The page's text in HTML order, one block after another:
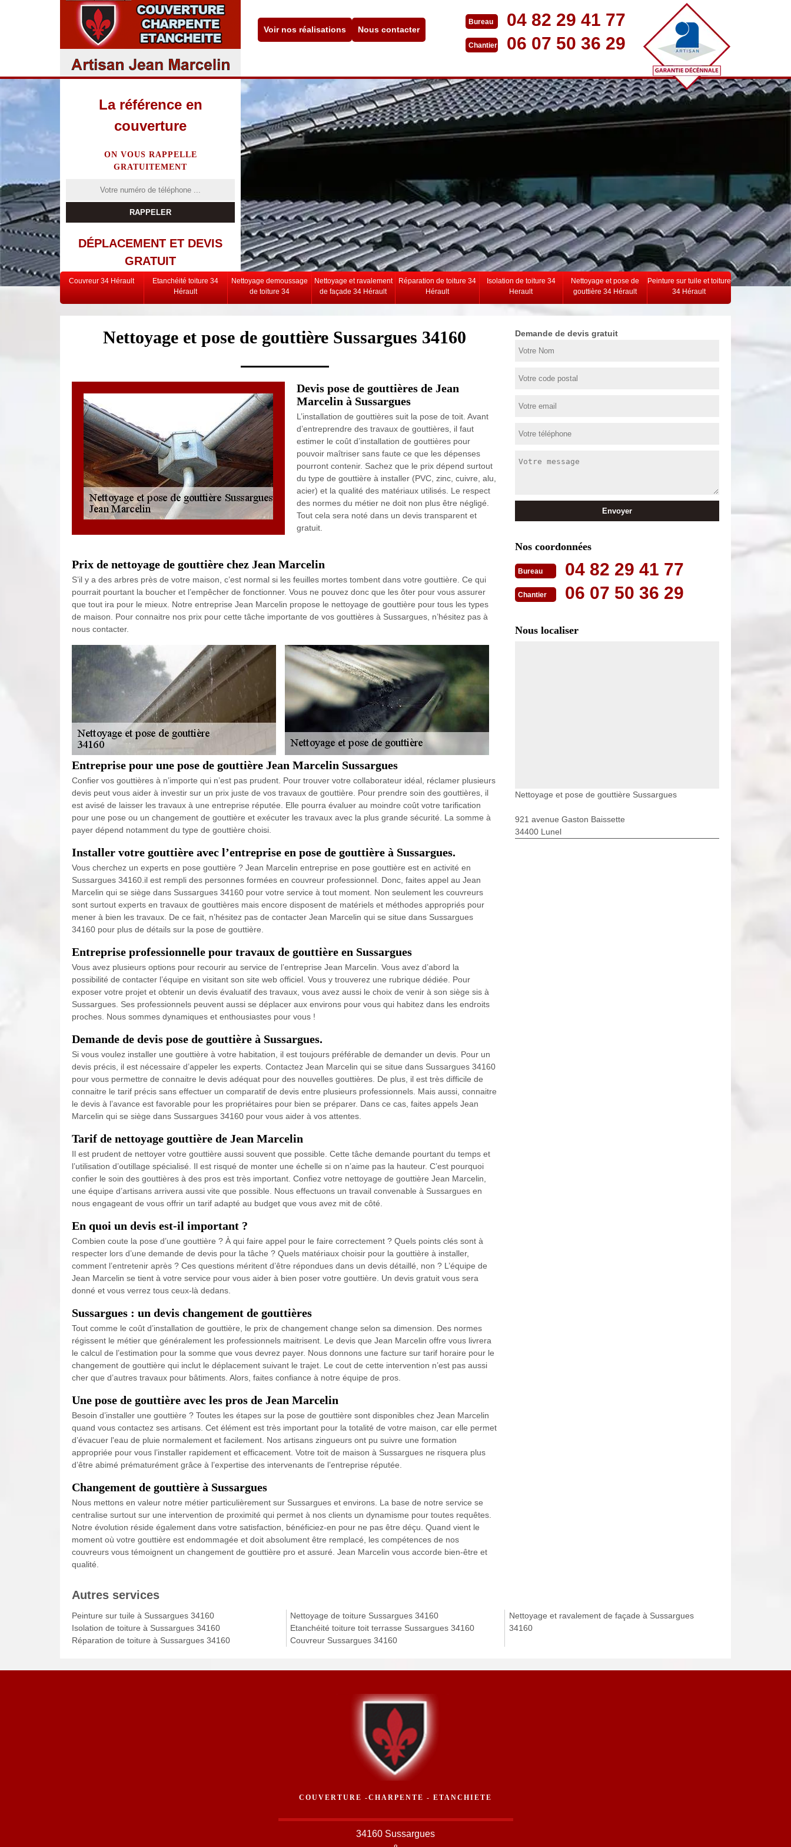
Voir nos réalisations Nous contacter
Bureau 04 82 29 41 77
Chantier 06 07 50 36 29
La référence en
couverture
ON VOUS RAPPELLE
GRATUITEMENT
DÉPLACEMENT ET DEVIS
GRATUIT
Couvreur 34 Hérault
Etanchéité toiture 34
Hérault
Nettoyage demoussage
de toiture 34
Nettoyage et ravalement
de façade 34 Hérault
Réparation de toiture 34
Hérault
Isolation de toiture 34
Herault
Nettoyage et pose de
gouttière 34 Hérault
Peinture sur tuile et toiture
34 Hérault
Nettoyage et pose de gouttière Sussargues 34160
Devis pose de gouttières de Jean
Marcelin à Sussargues
L’installation de gouttières suit la pose de toit. Avant
d’entreprendre des travaux de gouttières, il faut
estimer le coût d’installation de gouttières pour
pouvoir maîtriser sans faute ce que les dépenses
pourront contenir. Sachez que le prix dépend surtout
du type de gouttière à installer (PVC, zinc, cuivre, alu,
acier) et la qualité des matériaux utilisés. Le respect
des normes du métier ne doit non plus être négligé.
Tout cela sera noté dans un devis transparent et
gratuit.
Prix de nettoyage de gouttière chez Jean Marcelin
S’il y a des arbres près de votre maison, c’est normal si les feuilles mortes tombent dans votre gouttière. Ce qui
pourrait pourtant la boucher et l’empêcher de fonctionner. Vous ne pouvez donc que les ôter pour vous assurer
que tout ira pour le mieux. Notre entreprise Jean Marcelin propose le nettoyage de gouttière pour tous les types
de maison. Pour connaitre nos prix pour cette tâche importante de vos gouttières à Sussargues, n’hésitez pas à
nous contacter.
Entreprise pour une pose de gouttière Jean Marcelin Sussargues
Confier vos gouttières à n’importe qui n’est pas prudent. Pour trouver votre collaborateur idéal, réclamer plusieurs
devis peut vous aider à investir sur un prix juste de vos travaux de gouttière. Pour prendre soin des gouttières, il
est avisé de laisser les travaux à une entreprise réputée. Elle pourra évaluer au moindre coût votre tarification
pour une pose ou un changement de gouttière et exécuter les travaux avec la plus grande sécurité. La somme à
payer dépend notamment du type de gouttière choisi.
Installer votre gouttière avec l’entreprise en pose de gouttière à Sussargues.
Vous cherchez un experts en pose gouttière ? Jean Marcelin entreprise en pose gouttière est en activité en
Sussargues 34160.il est rempli des personnes formées en couvreur professionnel. Donc, faites appel au Jean
Marcelin qui se siège dans Sussargues 34160 pour votre service à tout moment. Non seulement les couvreurs
sont surtout experts en travaux de gouttières mais encore disposent de matériels et méthodes appropriés pour
mener à bien les travaux. De ce fait, n’hésitez pas de contacter Jean Marcelin qui se situe dans Sussargues
34160 pour plus de détails sur la pose de gouttière.
Entreprise professionnelle pour travaux de gouttière en Sussargues
Vous avez plusieurs options pour recourir au service de l’entreprise Jean Marcelin. Vous avez d’abord la
possibilité de contacter l’équipe en visitant son site web officiel. Vous y trouverez une rubrique dédiée. Pour
exposer votre projet et obtenir un devis évaluatif des travaux, vous avez aussi le choix de venir à son siège sis à
Sussargues. Ses professionnels peuvent aussi se déplacer aux environs pour vous qui habitez dans les endroits
proches. Nous sommes dynamiques et enthousiastes pour vous !
Demande de devis pose de gouttière à Sussargues.
Si vous voulez installer une gouttière à votre habitation, il est toujours préférable de demander un devis. Pour un
devis précis, il est nécessaire d’appeler les experts. Contactez Jean Marcelin qui se situe dans Sussargues 34160
pour vous permettre de connaitre le devis adéquat pour des nouvelles gouttières. De plus, il est très difficile de
connaitre le tarif précis sans effectuer un comparatif de devis entre plusieurs professionnels. Mais aussi, connaitre
le devis à l’avance est favorable pour les propriétaires pour bien se préparer. Dans ce cas, faites appels Jean
Marcelin qui se siège dans Sussargues 34160 pour vous aider à vos attentes.
Tarif de nettoyage gouttière de Jean Marcelin
Il est prudent de nettoyer votre gouttière aussi souvent que possible. Cette tâche demande pourtant du temps et
l’utilisation d’outillage spécialisé. Il est risqué de monter une échelle si on n’aime pas la hauteur. C’est pourquoi
confier le soin des gouttières à des pros est très important. Confiez votre nettoyage de gouttière Jean Marcelin,
une équipe d’artisans arrivera aussi vite que possible. Nous effectuons un travail convenable à Sussargues en
nous engageant de vous offrir un tarif adapté au budget que vous avez mit de côté.
En quoi un devis est-il important ?
Combien coute la pose d’une gouttière ? À qui faire appel pour le faire correctement ? Quels points clés sont à
respecter lors d’une demande de devis pour la tâche ? Quels matériaux choisir pour la gouttière à installer,
comment l’entretenir après ? Ces questions méritent d’être répondues dans un devis détaillé, non ? L’équipe de
Jean Marcelin se tient à votre service pour vous aider à bien poser votre gouttière. Un devis gratuit vous sera
donné et vous verrez tous ceux-là dedans.
Sussargues : un devis changement de gouttières
Tout comme le coût d’installation de gouttière, le prix de changement change selon sa dimension. Des normes
régissent le métier que généralement les professionnels maitrisent. Le devis que Jean Marcelin offre vous livrera
le calcul de l’estimation pour la somme que vous devrez payer. Nous donnons une facture sur tarif horaire pour le
changement de gouttière qui inclut le déplacement suivant le trajet. Le cout de cette intervention n’est pas aussi
cher que d’autres travaux pour bâtiments. Alors, faites confiance à notre équipe de pros.
Une pose de gouttière avec les pros de Jean Marcelin
Besoin d’installer une gouttière ? Toutes les étapes sur la pose de gouttière sont disponibles chez Jean Marcelin
quand vous contactez ses artisans. Cet élément est très important pour la totalité de votre maison, car elle permet
d’évacuer l'eau de pluie normalement et facilement. Nos artisans zingueurs ont pu suivre une formation
appropriée pour vous l’installer rapidement et efficacement. Votre toit de maison à Sussargues ne risquera plus
d’être abimé prématurément grâce à l’expertise des intervenants de l’entreprise réputée.
Changement de gouttière à Sussargues
Nous mettons en valeur notre métier particulièrement sur Sussargues et environs. La base de notre service se
centralise surtout sur une intervention de proximité qui permet à nos clients un dynamisme pour toutes requêtes.
Notre évolution réside également dans votre satisfaction, bénéficiez-en pour ne pas être déçu. Quand vient le
moment où votre gouttière est endommagée et doit absolument être remplacé, les compétences de nos
couvreurs vous témoignent un changement de gouttière pro et assuré. Jean Marcelin vous accorde bien-être et
qualité.
Demande de devis gratuit
Nos coordonnées
Bureau 04 82 29 41 77
Chantier 06 07 50 36 29
Nous localiser
Nettoyage et pose de gouttière Sussargues
921 avenue Gaston Baissette
34400 Lunel
Autres services
Peinture sur tuile à Sussargues 34160
Isolation de toiture à Sussargues 34160
Réparation de toiture à Sussargues 34160
Nettoyage de toiture Sussargues 34160
Etanchéité toiture toit terrasse Sussargues 34160
Couvreur Sussargues 34160
Nettoyage et ravalement de façade à Sussargues
34160
COUVERTURE -CHARPENTE - ETANCHIETE
34160 Sussargues